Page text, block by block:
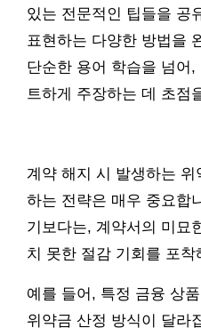
있는 전문적인 팁들을 공
표현하는 다양한 방법을
단순한 용어 학습을 넘어
트하게 주장하는 데 초점
계약 해지 시 발생하는
하는 전략은 매우 중요합
기보다는, 계약서의 미묘
치 못한 절감 기회를 포착
예를 들어, 특정 금융 상
위약금 산정 방식이 달라